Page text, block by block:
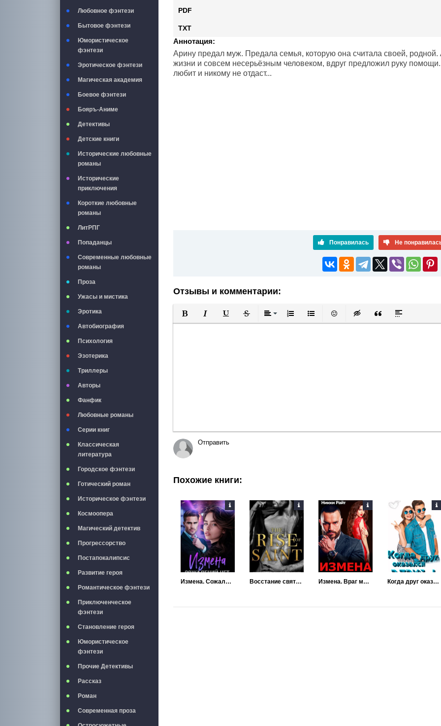
Любовное фэнтези
Бытовое фэнтези
Юмористическое
фэнтези
Эротическое фэнтези
Магическая академия
Боевое фэнтези
Бояръ-Аниме
Детективы
Детские книги
Исторические любовные
романы
Исторические
приключения
Короткие любовные
романы
ЛитРПГ
Попаданцы
Современные любовные
романы
Проза
Ужасы и мистика
Эротика
Автобиография
Психология
Эзотерика
Триллеры
Авторы
Фанфик
Любовные романы
Серии книг
Классическая
литература
Городское фэнтези
Готический роман
Историческое фэнтези
Космоопера
Магический детектив
Прогрессорство
Постапокалипсис
Развитие героя
Романтическое фэнтези
Приключенческое
фэнтези
Становление героя
Юмористическое
фэнтези
Прочие Детективы
Рассказ
Роман
Современная проза
PDF
TXT
Аннотация:
Арину предал муж. Предала семья, которую она считала своей, родной.
жизни и совсем несерьёзным человеком, вдруг предложил руку
любит и никому не отдаст...
Понравилась Не
Отзывы и комментарии:
Полужирный
КурсивПодчеркнутый
ЗачеркнутыйВыравнивание
Нумерованный список
Маркированный список
Вставить смайлик
Вставка скрытого текста
Вставка цитаты
Вставка
Отправить
Похожие книги:
Измена. Сожалений нет Восстание святого Измена. Враг моего мужа Когда друг оказался вдруг...!